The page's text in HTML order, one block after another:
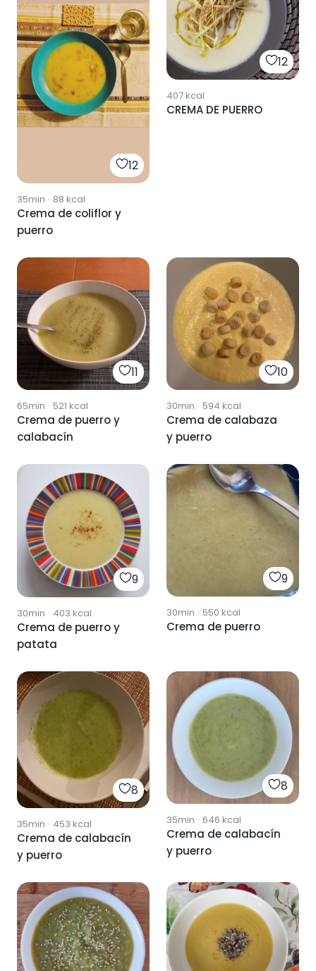
12
35min · 88 kcal
Crema de coliflor y
puerro
12
407kcal
CREMA DE PUERRO
11
65min · 521 kcal
Crema de puerro y
calabacín
10
30min · 594 kcal
Crema de calabaza
y puerro
9
30min · 403 kcal
Crema de puerro y
patata
9
30min · 550 kcal
Crema de puerro
8
35min · 453 kcal
Crema de calabacín
y puerro
8
35min · 646 kcal
Crema de calabacín
y puerro